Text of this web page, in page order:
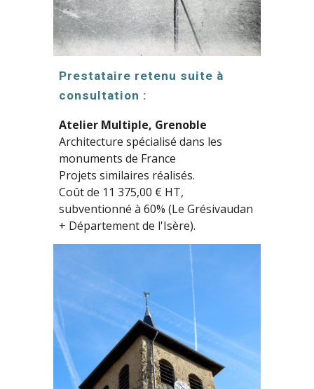
Prestataire retenu suite à
consultation :
Atelier Multiple, Grenoble
Architecture spécialisé dans les
monuments de France
Projets similaires réalisés.
Coût de 11 375,00 € HT,
subventionné à 60% (Le Grésivaudan
+ Département de l'Isère).